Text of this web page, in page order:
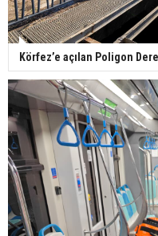
Körfez’e açılan Poligon